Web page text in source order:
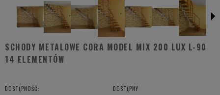
SCHODY METALOWE CORA MODEL MIX 200 LUX L-90
14 ELEMENTÓW
DOSTĘPNOŚĆ: DOSTĘPNY